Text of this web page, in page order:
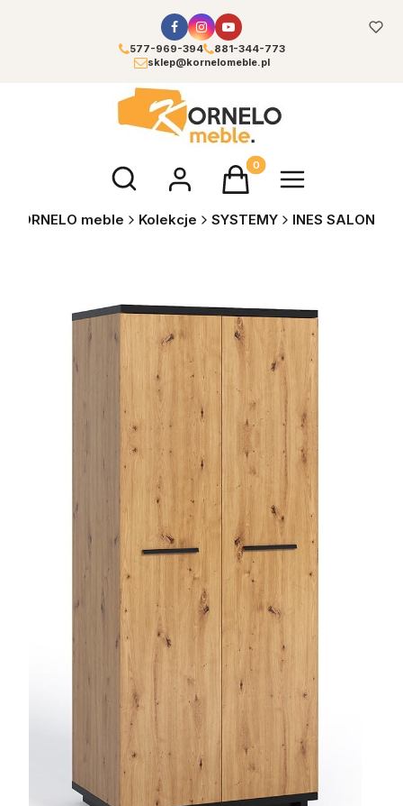
577-969-394
881-344-773
sklep@kornelomeble.pl
Otwórz wyszukiwarkęProdukty w koszyku: 0.
KORNELO meble Kolekcje SYSTEMY INES SALON